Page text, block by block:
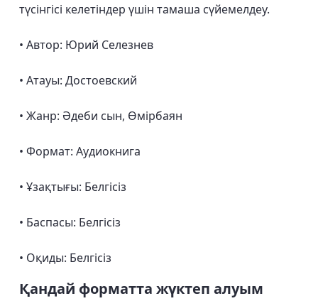
түсінгісі келетіндер үшін тамаша сүйемелдеу.
• Автор: Юрий Селезнев
• Атауы: Достоевский
• Жанр: Әдеби сын, Өмірбаян
• Формат: Аудиокнига
• Ұзақтығы: Белгісіз
• Баспасы: Белгісіз
• Оқиды: Белгісіз
Қандай форматта жүктеп алуым